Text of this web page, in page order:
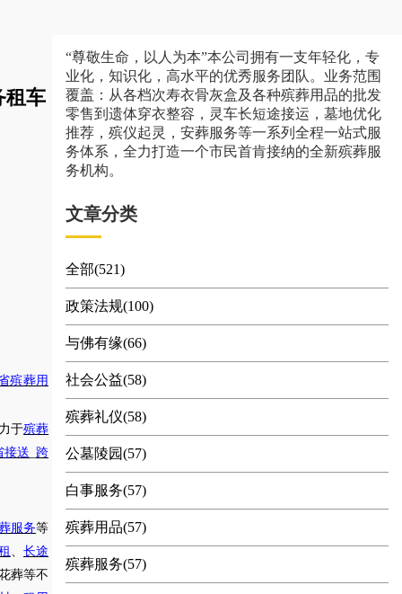
租车
殡葬用
于殡葬
接送 _跨
服务等
长途
葬等不
“尊敬生命，以人为本”本公司拥有一支年轻化，专
业化，知识化，高水平的优秀服务团队。业务范围
覆盖：从各档次寿衣骨灰盒及各种殡葬用品的批发
零售到遗体穿衣整容，灵车长短途接运，墓地优化
推荐，殡仪起灵，安葬服务等一系列全程一站式服
务体系，全力打造一个市民首肯接纳的全新殡葬服
务机构。
文章分类
全部(521)
政策法规(100)
与佛有缘(66)
社会公益(58)
殡葬礼仪(58)
公墓陵园(57)
白事服务(57)
殡葬用品(57)
殡葬服务(57)